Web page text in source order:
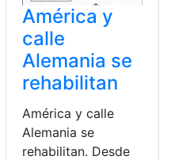
América y
calle
Alemania se
rehabilitan
América y calle
Alemania se
rehabilitan. Desde